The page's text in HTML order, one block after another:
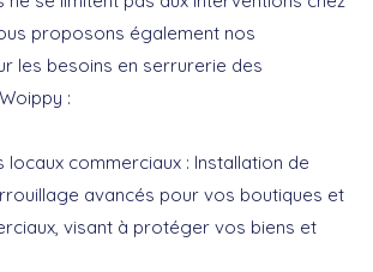
proposons également nos
les besoins en serrurerie des
:
locaux commerciaux : Installation de
avancés pour vos boutiques et
visant à protéger vos biens et